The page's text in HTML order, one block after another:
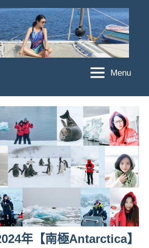
Menu
年【南極Antarctica】